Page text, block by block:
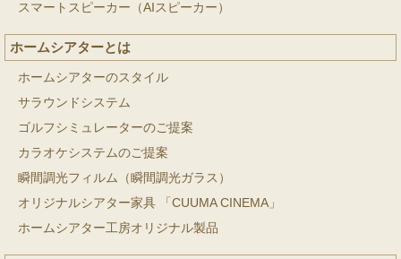
スマートスピーカー（AIスピーカー）
ホームシアターとは
ホームシアターのスタイル
サラウンドシステム
ゴルフシミュレーターのご提案
カラオケシステムのご提案
瞬間調光フィルム（瞬間調光ガラス）
オリジナルシアター家具 「CUUMA CINEMA」
ホームシアター工房オリジナル製品